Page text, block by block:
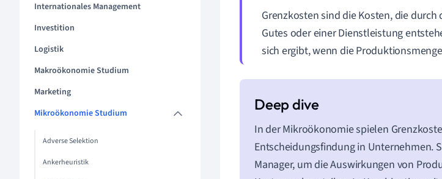
Internationales Management
Investition
Logistik
Makroökonomie Studium
Marketing
Mikroökonomie Studium
Adverse Selektion
Ankerheuristik
Grenzkosten sind die Kosten, die
Gutes oder einer Dienstleistung
sich ergibt, wenn die
In der Mikroökonomie spielen
Entscheidungsfindung in Unternehmen.
Manager, um die Auswirkungen von